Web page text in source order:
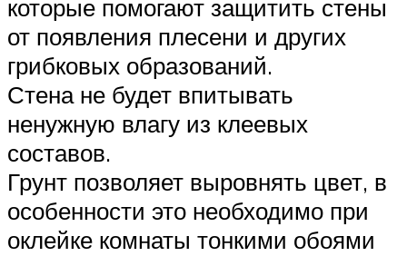
которые помогают защитить стены
от появления плесени и других
грибковых образований.
Стена не будет впитывать
ненужную влагу из клеевых
составов.
Грунт позволяет выровнять цвет, в
особенности это необходимо при
оклейке комнаты тонкими обоями